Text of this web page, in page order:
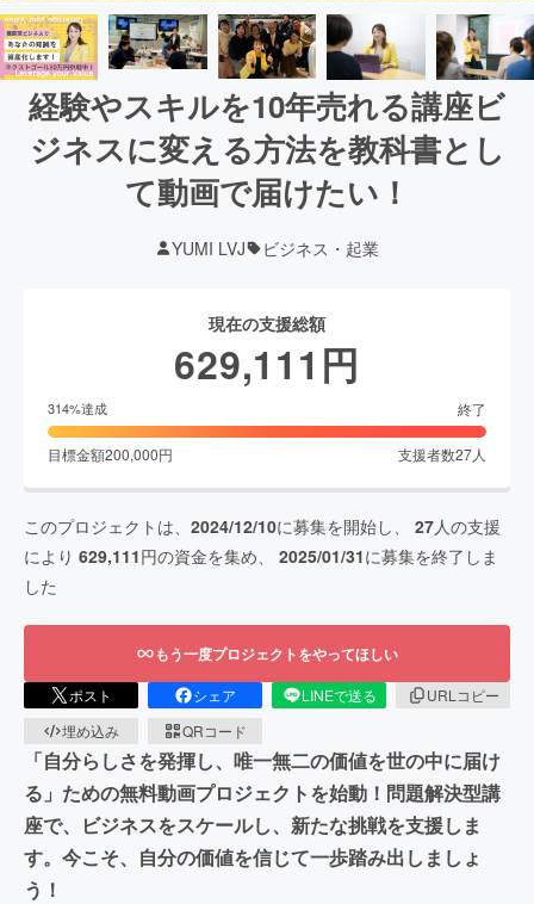
経験やスキルを10年売れる講座ビ
ジネスに変える方法を教科書とし
て動画で届けたい！
YUMI LVJ ビジネス・起業
現在の支援総額
629,111 円
314%達成 終了
目標金額200,000円 支援者数27人
このプロジェクトは、 2024/12/10に募集を開始し、 27人の支援
により 629,111円の資金を集め、 2025/01/31に募集を終了しま
した
もう一度プロジェクトをやってほしい
ポスト シェア LINEで送る
URLコピー
埋め込み
QRコード
「自分らしさを発揮し、唯一無二の価値を世の中に届け
る」ための無料動画プロジェクトを始動！問題解決型講
座で、ビジネスをスケールし、新たな挑戦を支援しま
す。今こそ、自分の価値を信じて一歩踏み出しましょ
う！